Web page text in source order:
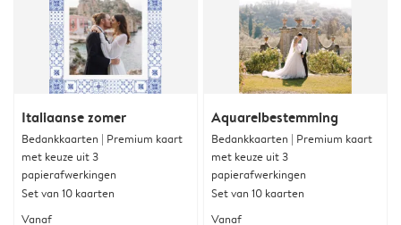
Italiaanse zomer
Bedankkaarten | Premium kaart
met keuze uit 3
papierafwerkingen
Set van 10 kaarten
Vanaf
Aquarelbestemming
Bedankkaarten | Premium kaart
met keuze uit 3
papierafwerkingen
Set van 10 kaarten
Vanaf